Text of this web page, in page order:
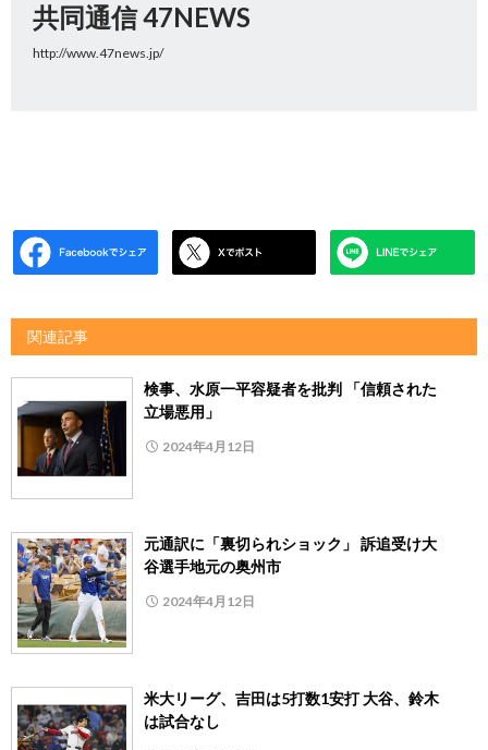
共同通信 47NEWS
http://www.47news.jp/
関連記事
検事、水原一平容疑者を批判 「信頼された
立場悪用」
2024年4月12日
元通訳に「裏切られショック」 訴追受け大
谷選手地元の奥州市
2024年4月12日
米大リーグ、吉田は5打数1安打 大谷、鈴木
は試合なし